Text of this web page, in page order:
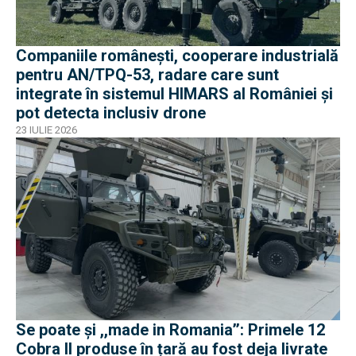
Companiile românești, cooperare industrială
pentru AN/TPQ-53, radare care sunt
integrate în sistemul HIMARS al României și
pot detecta inclusiv drone
23 IULIE 2026
Se poate și ,,made in Romania’’: Primele 12
Cobra II produse în țară au fost deja livrate